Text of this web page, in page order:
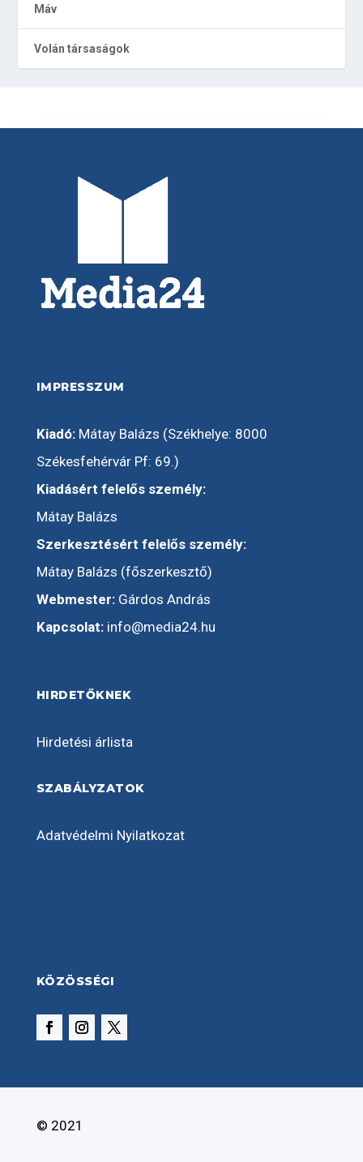
Máv
Volán társaságok
IMPRESSZUM
Kiadó:Mátay Balázs (Székhelye: 8000
Székesfehérvár Pf: 69.)
Kiadásért felelős személy:
Mátay Balázs
Szerkesztésért felelős személy:
Mátay Balázs (főszerkesztő)
Webmester:Gárdos András
Kapcsolat: info@media24.hu
HIRDETŐKNEK
Hirdetési árlista
SZABÁLYZATOK
Adatvédelmi Nyilatkozat
KÖZÖSSÉGI
© 2021